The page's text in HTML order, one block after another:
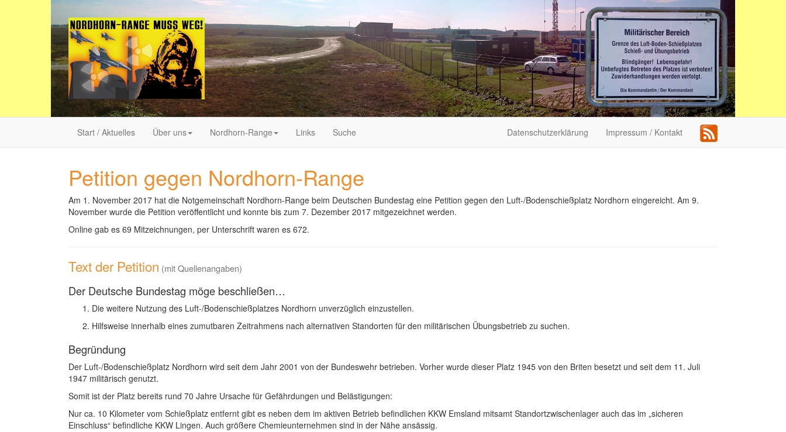
Start / Aktuelles Über uns Nordhorn-Range Links Suche Datenschutzerklärung Impressum / Kontakt
Petition gegen Nordhorn-Range
Am 1. November 2017 hat die Notgemeinschaft Nordhorn-Range beim Deutschen Bundestag eine Petition gegen den Luft-/Bodenschießplatz Nordhorn eingereicht. Am 9.
November wurde die Petition veröffentlicht und konnte bis zum 7. Dezember 2017 mitgezeichnet werden.
Online gab es 69 Mitzeichnungen, per Unterschrift waren es 672.
Text der Petition (mit Quellenangaben)
Der Deutsche Bundestag möge beschließen…
Die weitere Nutzung des Luft-/Bodenschießplatzes Nordhorn unverzüglich einzustellen.
Hilfsweise innerhalb eines zumutbaren Zeitrahmens nach alternativen Standorten für den militärischen Übungsbetrieb zu suchen.
Begründung
Der Luft-/Bodenschießplatz Nordhorn wird seit dem Jahr 2001 von der Bundeswehr betrieben. Vorher wurde dieser Platz 1945 von den Briten besetzt und seit dem 11. Juli
1947 militärisch genutzt.
Somit ist der Platz bereits rund 70 Jahre Ursache für Gefährdungen und Belästigungen:
Nur ca. 10 Kilometer vom Schießplatz entfernt gibt es neben dem im aktiven Betrieb befindlichen KKW Emsland mitsamt Standortzwischenlager auch das im „sicheren
Einschluss“ befindliche KKW Lingen. Auch größere Chemieunternehmen sind in der Nähe ansässig.